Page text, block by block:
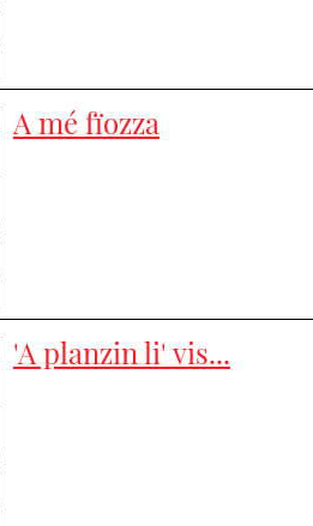
A mé fïozza
'A planzin li' vis...